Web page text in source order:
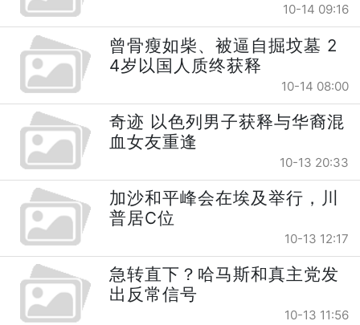
10-14 09:16
曾骨瘦如柴、被逼自掘坟墓 2
4岁以国人质终获释
10-14 08:00
奇迹 以色列男子获释与华裔混
血女友重逢
10-13 20:33
加沙和平峰会在埃及举行，川
普居C位
10-13 12:17
急转直下？哈马斯和真主党发
出反常信号
10-13 11:56